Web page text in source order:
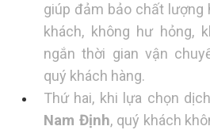
giúp đảm bảo chất lượng
khách, không hư hỏng,
ngắn thời gian vận
quý khách hàng.
Thứ hai, khi lựa chọn
Nam Định, quý khách